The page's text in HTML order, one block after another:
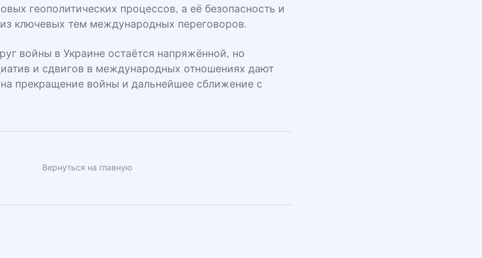
геополитических процессов, а её безопасность и
ключевых тем международных переговоров.
войны в Украине остаётся напряжённой, но
и сдвигов в международных отношениях дают
прекращение войны и дальнейшее сближение с
Вернуться на главную